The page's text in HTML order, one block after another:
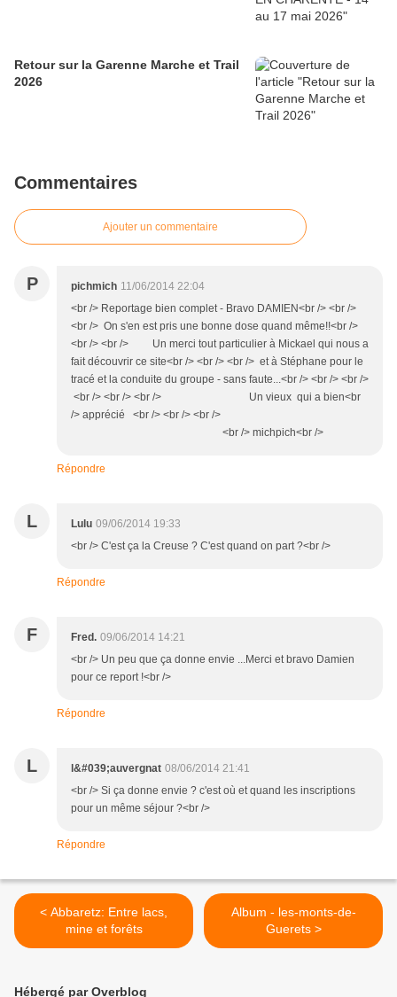
Retour sur la Garenne Marche et Trail
2026
Commentaires
Ajouter un commentaire
P pichmich 11/06/2014 22:04
<br /> Reportage bien complet - Bravo DAMIEN<br /> <br />
<br /> On s'en est pris une bonne dose quand même!!<br />
<br /> <br /> Un merci tout particulier à Mickael qui nous a
fait découvrir ce site<br /> <br /> <br /> et à Stéphane pour le
tracé et la conduite du groupe - sans faute...<br /> <br /> <br />
<br /> <br /> <br /> Un vieux qui a bien<br
/> apprécié <br /> <br /> <br />
<br /> michpich<br />
Répondre
L Lulu 09/06/2014 19:33
<br /> C'est ça la Creuse ? C'est quand on part ?<br />
Répondre
F Fred. 09/06/2014 14:21
<br /> Un peu que ça donne envie ...Merci et bravo Damien
pour ce report !<br />
Répondre
L l&#039;auvergnat 08/06/2014 21:41
<br /> Si ça donne envie ? c'est où et quand les inscriptions
pour un même séjour ?<br />
Répondre
< Abbaretz: Entre lacs,
mine et forêts
Album - les-monts-de-
Guerets >
Hébergé par Overblog